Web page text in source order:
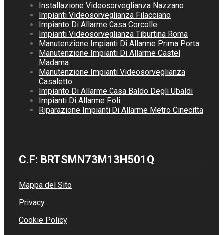
Installazione Videosorveglianza Nazzano
Impianti Videosorveglianza Filacciano
Impianto Di Allarme Casa Corcolle
Impianti Videosorveglianza Tiburtina Roma
Manutenzione Impianti Di Allarme Prima Porta
Manutenzione Impianti Di Allarme Castel
Madama
Manutenzione Impianti Videosorveglianza
Casaletto
Impianto Di Allarme Casa Baldo Degli Ubaldi
Impianti Di Allarme Poli
Riparazione Impianti Di Allarme Metro Cinecitta
C.F: BRTSMN73M13H501Q
Mappa del Sito
Privacy
Cookie Policy